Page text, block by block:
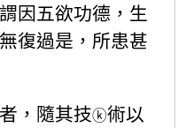
因五欲功德，生
復過是，所患甚
，隨其技ⓚ術以